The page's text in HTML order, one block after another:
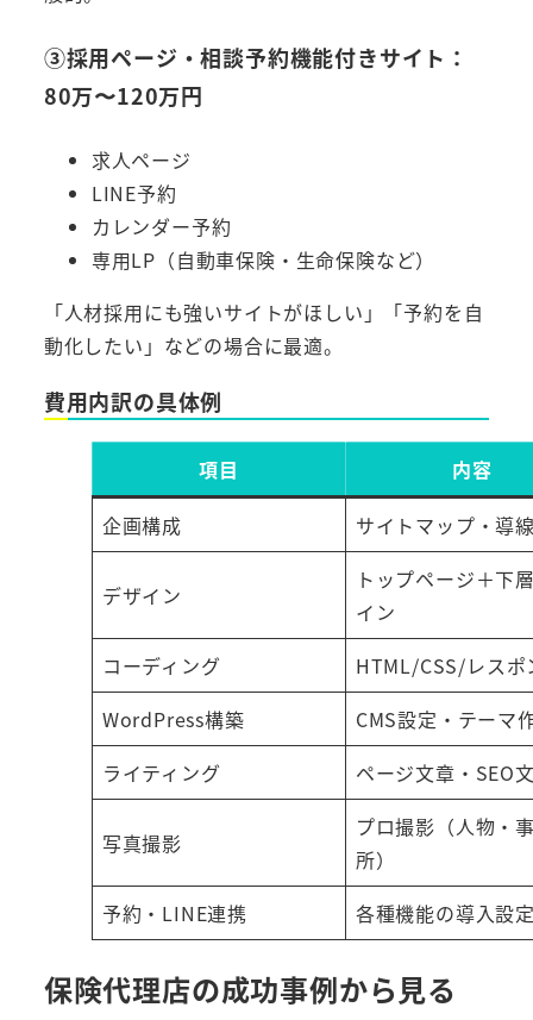
③採用ページ・相談予約機能付きサイト：
80万〜120万円
求人ページ
LINE予約
カレンダー予約
専用LP（自動車保険・生命保険など）
「人材採用にも強いサイトがほしい」「予約を自
動化したい」などの場合に最適。
費用内訳の具体例
項目
内容
企画構成
サイトマップ・導
デザイン
トップページ＋下
イン
コーディング
HTML/CSS/レスポ
WordPress構築
CMS設定・テーマ
ライティング
ページ文章・SEO
写真撮影
プロ撮影（人物・
所）
予約・LINE連携
各種機能の導入設
保険代理店の成功事例から見る